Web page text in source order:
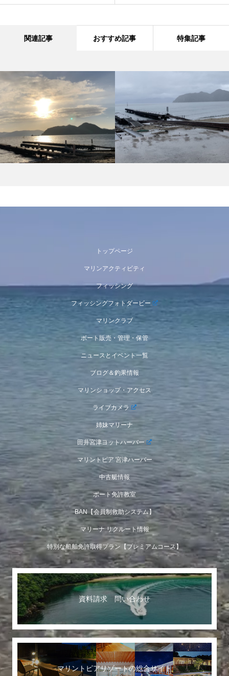
関連記事 おすすめ記事 特集記事
トップページ
マリンアクティビティ
フィッシング
フィッシングフォトダービー
マリンクラブ
ボート販売・管理・保管
ニュースとイベント一覧
ブログ＆釣果情報
マリンショップ・アクセス
ライブカメラ
姉妹マリーナ
田井宮津ヨットハーバー
マリントピア 宮津ハーバー
中古艇情報
ボート免許教室
BAN【会員制救助システム】
マリーナ リクルート情報
特別な船舶免許取得プラン【プレミアムコース】
資料請求 問い合わせ
マリントピアリゾートの総合サイト